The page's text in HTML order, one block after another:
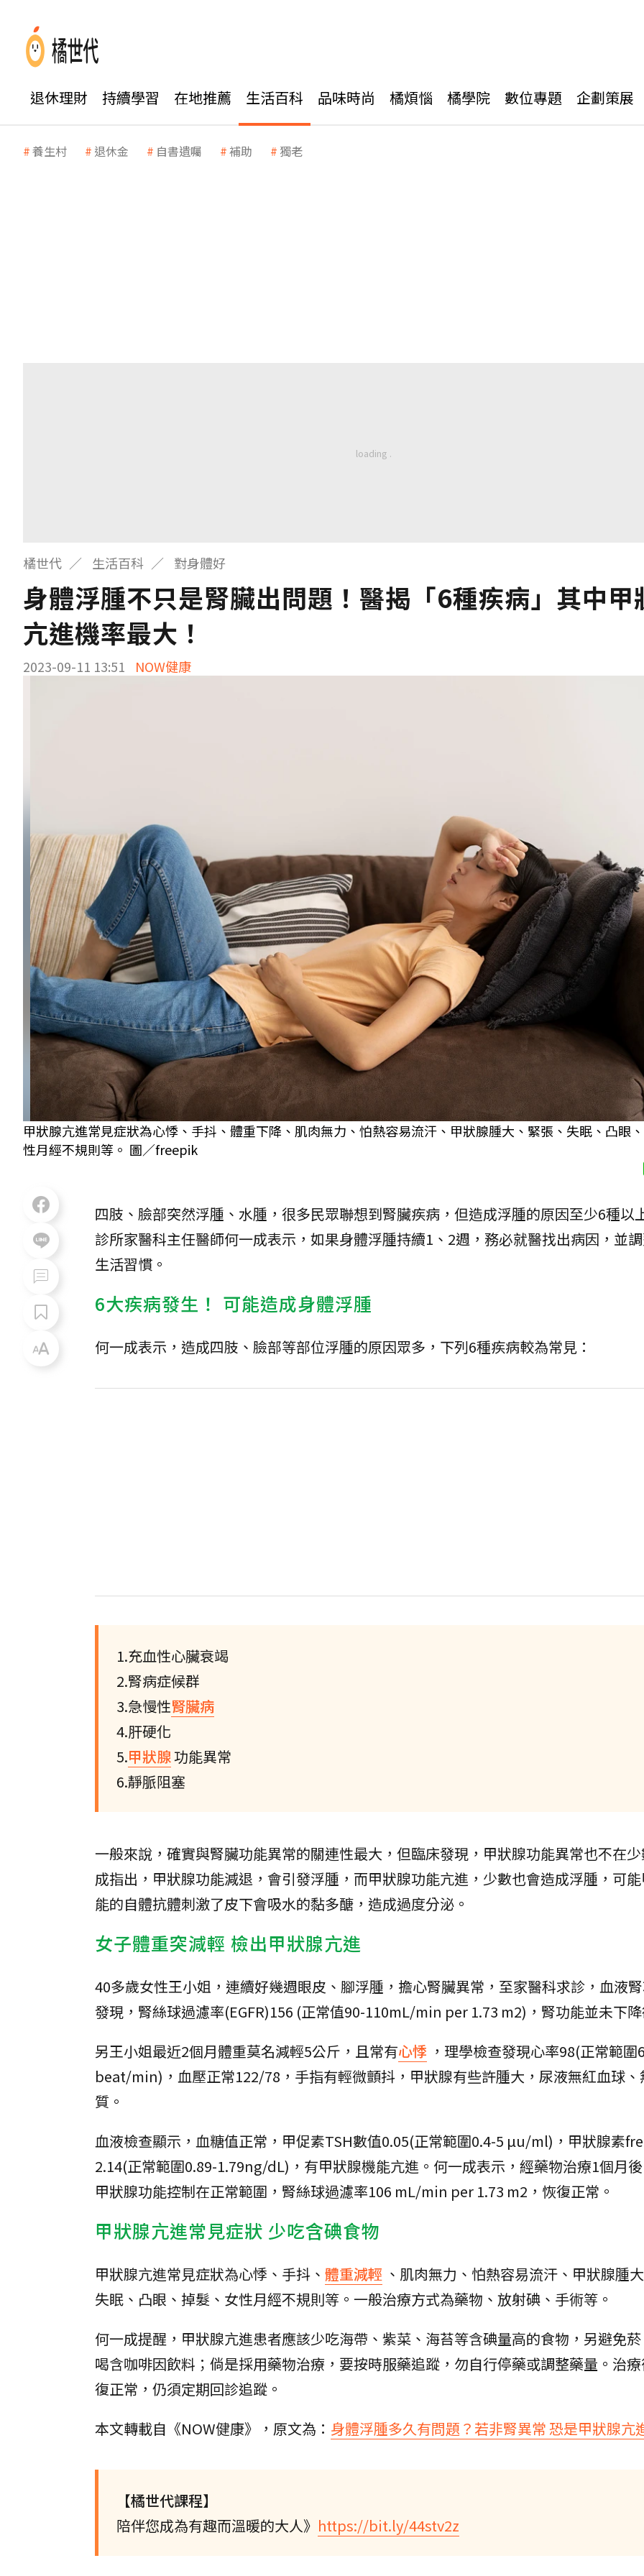
退休理財 持續學習 在地推薦 生活百科 品味時尚 橘煩惱 橘學院 數位專題 企劃策展
養生村 退休金 自書遺囑 補助 獨老
橘世代 生活百科 對身體好
身體浮腫不只是腎臟出問題！醫揭「6種疾病」其中甲
亢進機率最大！
2023-09-11 13:51 NOW健康
甲狀腺亢進常見症狀為心悸、手抖、體重下降、肌肉無力、怕熱容易流汗、甲狀腺腫大、緊張、失眠、凸眼
性月經不規則等。 圖／freepik
四肢、臉部突然浮腫、水腫，很多民眾聯想到腎臟疾病，但造成浮腫的原因至少6種以
診所家醫科主任醫師何一成表示，如果身體浮腫持續1、2週，務必就醫找出病因，並
生活習慣。
6大疾病發生！ 可能造成身體浮腫
何一成表示，造成四肢、臉部等部位浮腫的原因眾多，下列6種疾病較為常見：
1.充血性心臟衰竭
2.腎病症候群
3.急慢性腎臟病
4.肝硬化
5.甲狀腺功能異常
6.靜脈阻塞
一般來說，確實與腎臟功能異常的關連性最大，但臨床發現，甲狀腺功能異常也不在
成指出，甲狀腺功能減退，會引發浮腫，而甲狀腺功能亢進，少數也會造成浮腫，可
能的自體抗體刺激了皮下會吸水的黏多醣，造成過度分泌。
女子體重突減輕 檢出甲狀腺亢進
40多歲女性王小姐，連續好幾週眼皮、腳浮腫，擔心腎臟異常，至家醫科求診，血液
發現，腎絲球過濾率(EGFR)156 (正常值90-110mL/min per 1.73 m2)，腎功能並未下
另王小姐最近2個月體重莫名減輕5公斤，且常有心悸 ，理學檢查發現心率98(正常範圍
beat/min)，血壓正常122/78，手指有輕微顫抖，甲狀腺有些許腫大，尿液無紅血球、
質。
血液檢查顯示，血糖值正常，甲促素TSH數值0.05(正常範圍0.4-5 µu/ml)，甲狀腺素
2.14(正常範圍0.89-1.79ng/dL)，有甲狀腺機能亢進。何一成表示，經藥物治療1個月
甲狀腺功能控制在正常範圍，腎絲球過濾率106 mL/min per 1.73 m2，恢復正常。
甲狀腺亢進常見症狀 少吃含碘食物
甲狀腺亢進常見症狀為心悸、手抖、 體重減輕 、肌肉無力、怕熱容易流汗、甲狀腺腫
失眠、凸眼、掉髮、女性月經不規則等。一般治療方式為藥物、放射碘、手術等。
何一成提醒，甲狀腺亢進患者應該少吃海帶、紫菜、海苔等含碘量高的食物，另避免
喝含咖啡因飲料；倘是採用藥物治療，要按時服藥追蹤，勿自行停藥或調整藥量。治
復正常，仍須定期回診追蹤。
本文轉載自《NOW健康》，原文為： 身體浮腫多久有問題？若非腎異常 恐是甲狀腺亢
【橘世代課程】
陪伴您成為有趣而溫暖的大人》 https://bit.ly/44stv2z